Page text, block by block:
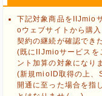
下記対象商品をIIJmio
oウェブサイトから購
契約の継続が確認でき
(既にIIJmioサービスを
ント加算の対象になり
(新規mioID取得の上、
開通に至った場合を指